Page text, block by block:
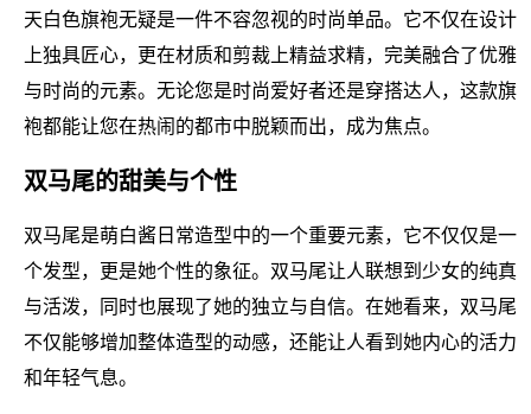
天白色旗袍无疑是一件不容忽视的时尚单品。它不仅在设计
上独具匠心，更在材质和剪裁上精益求精，完美融合了优雅
与时尚的元素。无论您是时尚爱好者还是穿搭达人，这款旗
袍都能让您在热闹的都市中脱颖而出，成为焦点。
双马尾的甜美与个性
双马尾是萌白酱日常造型中的一个重要元素，它不仅仅是一
个发型，更是她个性的象征。双马尾让人联想到少女的纯真
与活泼，同时也展现了她的独立与自信。在她看来，双马尾
不仅能够增加整体造型的动感，还能让人看到她内心的活力
和年轻气息。